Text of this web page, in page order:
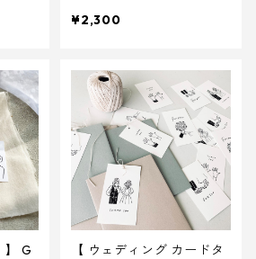
ウェディング
¥2,300
】 G
【 ウェディング カードタ